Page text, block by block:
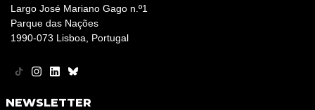
Largo José Mariano Gago n.º1
Parque das Nações
1990-073 Lisboa, Portugal
NEWSLETTER